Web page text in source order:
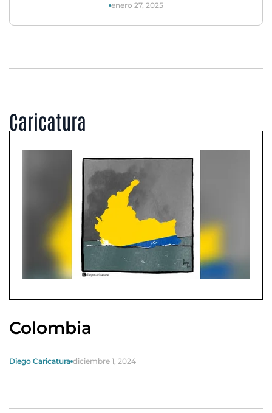
enero 27, 2025
Caricatura
Colombia
Diego Caricatura diciembre 1, 2024